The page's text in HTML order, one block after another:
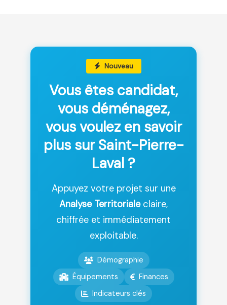
Nouveau
Vous êtes candidat,
vous déménagez,
vous voulez en savoir
plus sur Saint-Pierre-
Laval ?
Appuyez votre projet sur une
Analyse Territorialeclaire,
chiffrée et immédiatement
exploitable.
Démographie
Équipements
Finances
Indicateurs clés